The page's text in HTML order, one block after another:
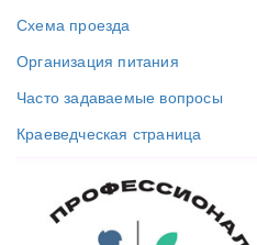
Схема проезда
Организация питания
Часто задаваемые вопросы
Краеведческая страница